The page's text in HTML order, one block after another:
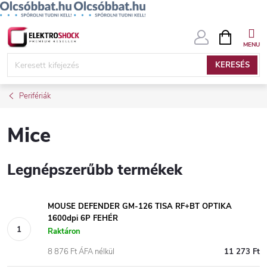
Ugrás
KERESÉS
KOSÁR
Perifériák
Mice
Legnépszerűbb termékek
MOUSE DEFENDER GM-126 TISA RF+BT OPTIKA
1600dpi 6P FEHÉR
Raktáron
11 273 Ft
8 876 Ft ÁFA nélkül